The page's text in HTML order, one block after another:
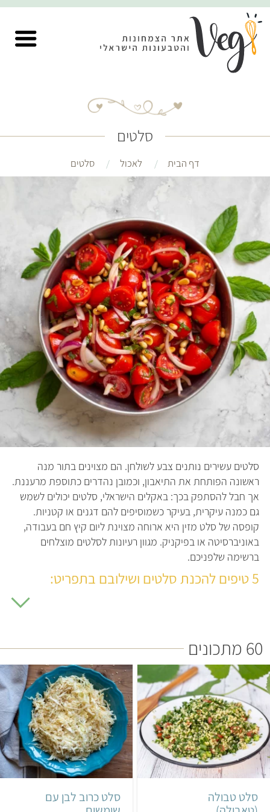
סלטים
דף הבית לאכול סלטים
סלטים עשירים נותנים צבע לשולחן. הם מצוינים בתור מנה
ראשונה הפותחת את התיאבון, וכמובן נהדרים כתוספת מרעננת.
אך חבל להסתפק בכך: באקלים הישראלי, סלטים יכולים לשמש
גם כמנה עיקרית, בעיקר כשמוסיפים להם דגנים או קטניות.
קופסה של סלט מזין היא ארוחה מצוינת ליום קיץ חם בעבודה,
באוניברסיטה או בפיקניק. מגוון רעיונות לסלטים מוצלחים
ברשימה שלפניכם.
5 טיפים להכנת סלטים ושילובם בתפריט:
פרט לירקות הטריים המוכרים, מומלץ
שעוד לא ניסיתם לאכול טריים. אפשר לגרד ירקות קשים (כמו
סלק, קולורבי או כרובית) בפומפיה או במעבד מזון ולהוסיף אותם
לסלט. נבטים, עלים ירוקים ועשבי תיבול יוסיפו רעננות וטעם.
פירות יוסיפו טוויסט חמוץ-מתוק (ניתן להשתמש גם בפירות
יבשים כמו צימוקים או משמש מיובש קצוץ).
2. הוסיפו קטניות ודגנים:
פסטה, אורז, שעועית מאש (לאחר
בישול או הנבטה), עדשים – כל דגן או קטנית ישתלבו בשמחה
בסלט ויהפכו אותו למשביע יותר. כדאי לבשל מראש כמות גדולה
ולשמור במקרר או במקפיא. גם טופו ישתלב נהדר בסלט – אפשר
השימוש.
60 מתכונים
קל 20 דקות
4 מנות ים תיכוני
סלט טבולה
קל 15 דקות
סלט כרוב לבן עם